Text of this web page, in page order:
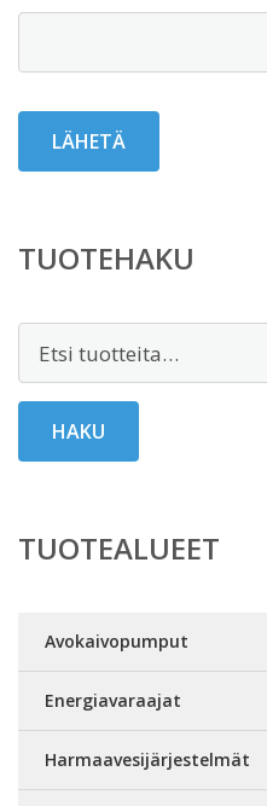
TUOTEHAKU
HAKU
TUOTEALUEET
Avokaivopumput
Energiavaraajat
Harmaavesijärjestelmät